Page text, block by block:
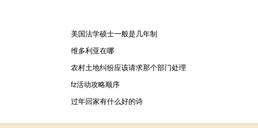
美国法学硕士一般是几年制
维多利亚在哪
农村土地纠纷应该请求那个部门处理
fz活动攻略顺序
过年回家有什么好的诗